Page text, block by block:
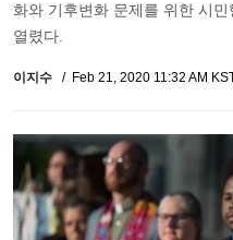
화와 기후변화 문제를 위한 시
열렸다.
이지수 Feb 21, 2020 11:32 AM